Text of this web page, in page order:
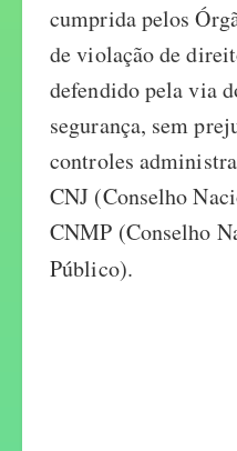
cumprida pelos
de violação de
defendido pela via
segurança, sem
controles
CNJ (Conselho
CNMP (Conselho
Público).